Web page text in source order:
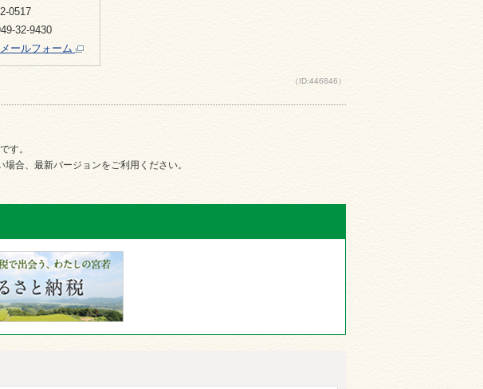
0517
32-9430
ールフォーム
（ID:446846）
す。
合、最新バージョンをご利用ください。